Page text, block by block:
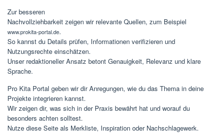
Zur besseren
Nachvollziehbarkeit zeigen wir relevante Quellen, zum Beispiel
www.prokita-portal.de.
So kannst du Details prüfen, Informationen verifizieren und
Nutzungsrechte einschätzen.
Unser redaktioneller Ansatz betont Genauigkeit, Relevanz und klare
Sprache.
Pro Kita Portal geben wir dir Anregungen, wie du das Thema in deine
Projekte integrieren kannst.
Wir zeigen dir, was sich in der Praxis bewährt hat und worauf du
besonders achten solltest.
Nutze diese Seite als Merkliste, Inspiration oder Nachschlagewerk.